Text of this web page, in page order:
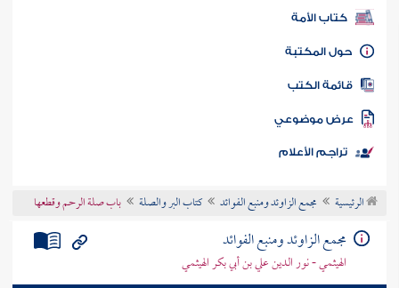
كتب PDF
كتاب الأمة
المكتبة
الكتب
موضوعي
تراجم الأعلام
الرئيسية مجمع الزاوئد ومنبع الفوائد كتاب البر والصلة باب صلة الرحم وقطعها
مجمع الزاوئد ومنبع الفوائد
الهيثمي - نور الدين علي بن أبي بكر الهيثمي